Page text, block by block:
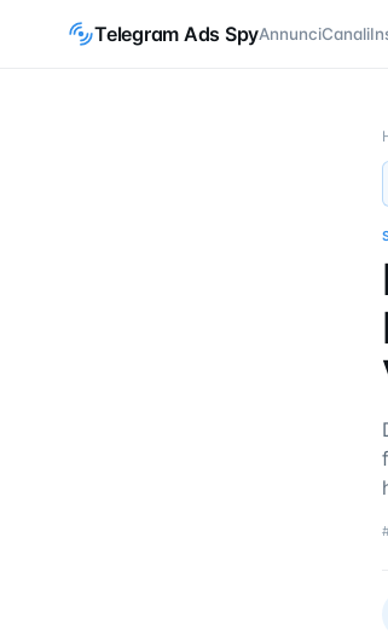
Telegram Ads SpyAnnunciCanali